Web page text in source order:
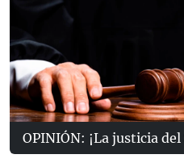
OPINIÓN: ¡La justicia